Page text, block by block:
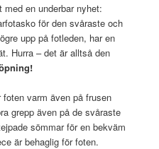
en underbar nyhet:
för den svåraste och
upp på fotleden, har en
Hurra – det är alltså den
varm även på frusen
grepp även på de svåraste
sömmar för en bekväm
är behaglig för foten.